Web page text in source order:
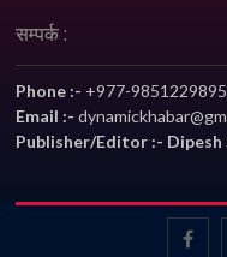
सम्पर्क :
Phone :- +977-9851229895
Email :-
Publisher/Editor :- Dipesh